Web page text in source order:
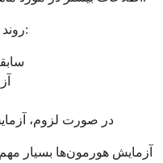
روند تشخیص معمولاً شامل موارد زیر است:
در صورت لزوم،
آزمایش هورمون‌ها بسیار